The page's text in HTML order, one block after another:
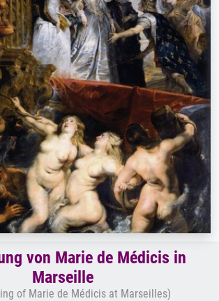
von Marie de Médicis in
Marseille
of Marie de Médicis at Marseilles)